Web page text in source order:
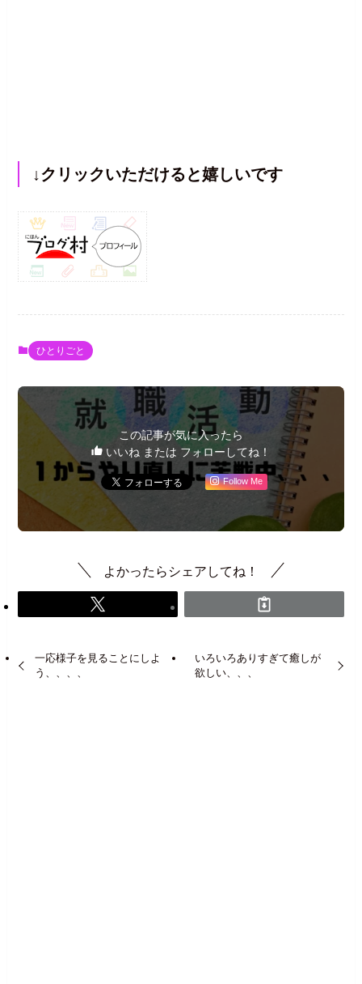
↓クリックいただけると嬉しいです
ひとりごと
この記事が気に入ったら
いいね または フォローしてね！
Follow Me
よかったらシェアしてね！
一応様子を見ることにしよ
う、、、、
いろいろありすぎて癒しが
欲しい、、、